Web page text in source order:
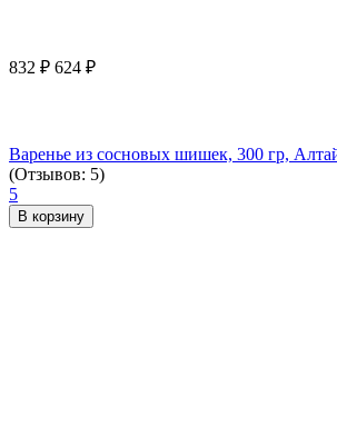
832 ₽ 624 ₽
Варенье из сосновых шишек, 300 гр,
(Отзывов: 5)
5
В корзину